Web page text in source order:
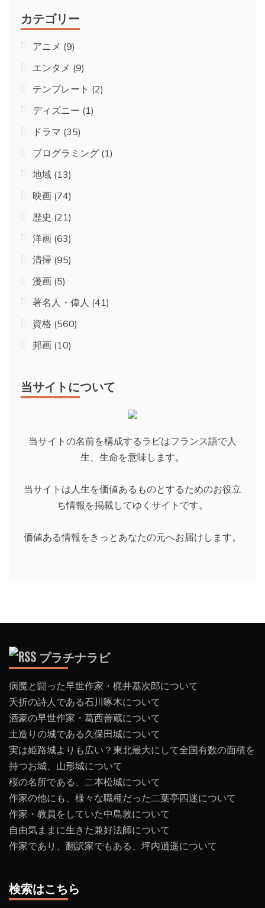
カテゴリー
アニメ (9)
エンタメ (9)
テンプレート (2)
ディズニー (1)
ドラマ (35)
プログラミング (1)
地域 (13)
映画 (74)
歴史 (21)
洋画 (63)
清掃 (95)
漫画 (5)
著名人・偉人 (41)
資格 (560)
邦画 (10)
当サイトについて
当サイトの名前を構成するラビはフランス語で人
生、生命を意味します。
当サイトは人生を価値あるものとするためのお役立
ち情報を掲載してゆくサイトです。
価値ある情報をきっとあなたの元へお届けします。
プラチナラビ
病魔と闘った早世作家・梶井基次郎について
夭折の詩人である石川啄木について
酒豪の早世作家・葛西善蔵について
土造りの城である久保田城について
実は姫路城よりも広い？東北最大にして全国有数の面積を
持つお城、山形城について
桜の名所である、二本松城について
作家の他にも、様々な職種だった二葉亭四迷について
作家・教員をしていた中島敦について
自由気ままに生きた兼好法師について
作家であり、翻訳家でもある、坪内逍遥について
検索はこちら